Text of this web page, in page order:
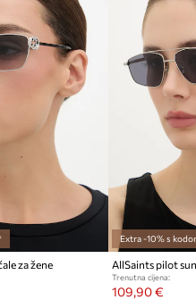
za žene
Extra -10% s
Trenutna cijena:
109,90 €